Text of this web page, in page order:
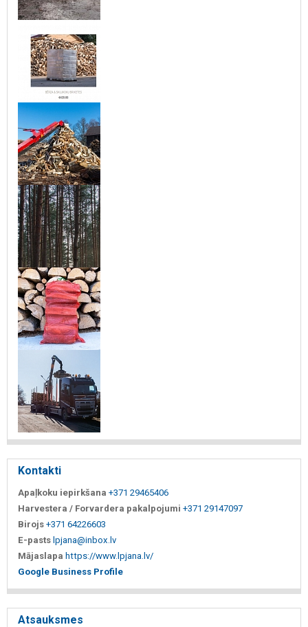
Kontakti
Apaļkoku iepirkšana +371 29465406
Harvestera / Forvardera pakalpojumi +371 29147097
Birojs +371 64226603
E-pasts lpjana@inbox.lv
Mājaslapa https://www.lpjana.lv/
Google Business Profile
Atsauksmes